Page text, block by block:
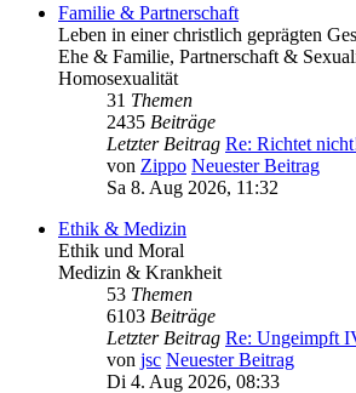
Familie & Partnerschaft
Leben in einer christlich geprägten
Ehe & Familie, Partnerschaft &
Homosexualität
31 Themen
2435 Beiträge
Letzter Beitrag Re: Richtet
von Zippo Neuester Beitrag
Sa 8. Aug 2026, 11:32
Ethik & Medizin
Ethik und Moral
Medizin & Krankheit
53 Themen
6103 Beiträge
Letzter Beitrag Re: Ungeimpft
von jsc Neuester Beitrag
Di 4. Aug 2026, 08:33